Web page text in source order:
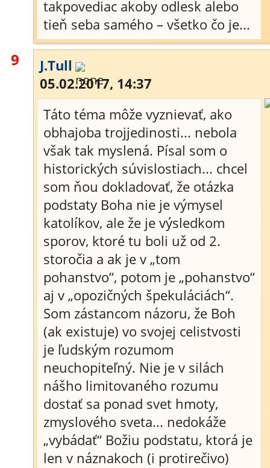
takpovediac akoby odlesk alebo
tieň seba samého – všetko čo je...
9
J.Tull
05.02.2017, 14:37
Táto téma môže vyznievať, ako
obhajoba trojjedinosti... nebola
však tak myslená. Písal som o
historických súvislostiach... chcel
som ňou dokladovať, že otázka
podstaty Boha nie je výmysel
katolíkov, ale že je výsledkom
sporov, ktoré tu boli už od 2.
storočia a ak je v „tom
pohanstvo“, potom je „pohanstvo“
aj v „opozičných špekuláciách“.
Som zástancom názoru, že Boh
(ak existuje) vo svojej celistvosti
je ľudským rozumom
neuchopiteľný. Nie je v silách
nášho limitovaného rozumu
dostať sa ponad svet hmoty,
zmyslového sveta... nedokáže
„vybádať“ Božiu podstatu, ktorá je
len v náznakoch (i protirečivo)